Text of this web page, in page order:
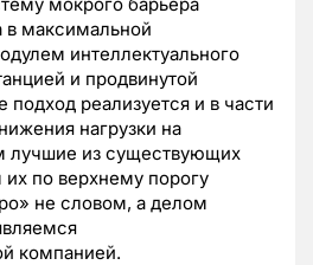
в максимальной
интеллектуального
и продвинутой
подход реализуется и в части
нагрузки на
из существующих
по верхнему порогу
не словом, а делом
компанией.